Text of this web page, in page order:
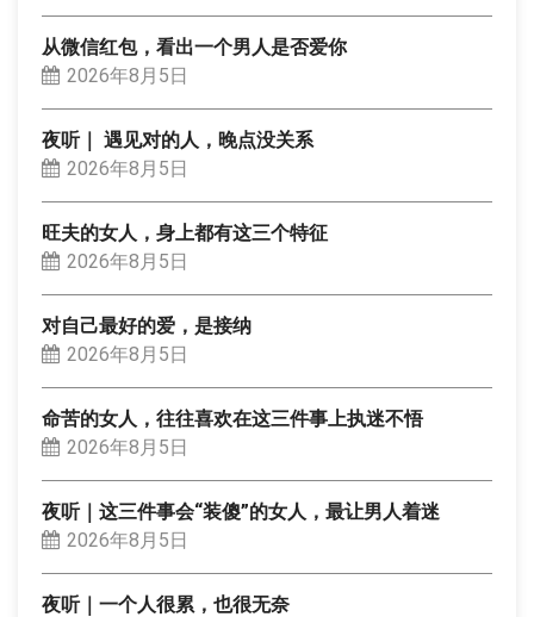
从微信红包，看出一个男人是否爱你
2026年8月5日
夜听｜ 遇见对的人，晚点没关系
2026年8月5日
旺夫的女人，身上都有这三个特征
2026年8月5日
对自己最好的爱，是接纳
2026年8月5日
命苦的女人，往往喜欢在这三件事上执迷不悟
2026年8月5日
夜听｜这三件事会“装傻”的女人，最让男人着迷
2026年8月5日
夜听｜一个人很累，也很无奈